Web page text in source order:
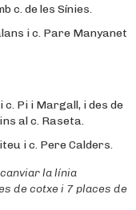
c. de les Sínies.
i c. Pare Manyanet
Pi i Margall, i des de
al c. Raseta.
i c. Pere Calders.
la línia
de cotxe i 7 places de